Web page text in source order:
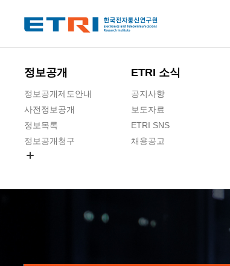
정보공개
정보공개제도안내
사전정보공개
정보목록
정보공개청구
ETRI 소식
공지사항
보도자료
ETRI SNS
채용공고